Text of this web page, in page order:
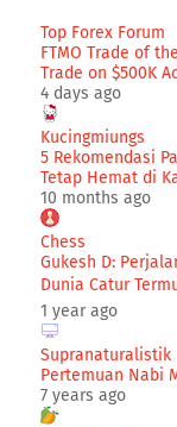
Top Forex Forum
FTMO Trade of
Trade on $500K
4 days ago
Kucingmiungs
5 Rekomendasi
Tetap Hemat di
10 months ago
Chess
Gukesh D:
Dunia Catur
1 year ago
Supranaturalistik
Pertemuan Nabi
7 years ago